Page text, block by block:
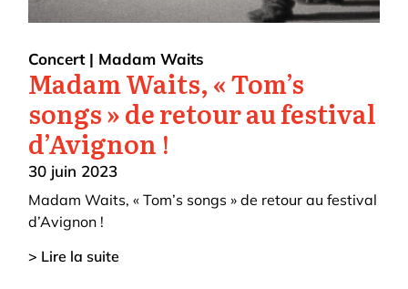
Concert| Madam Waits
Madam Waits, « Tom’s
songs » de retour au festival
d’Avignon !
30 juin 2023
Madam Waits, « Tom’s songs » de retour au festival
d’Avignon !
> Lire la suite